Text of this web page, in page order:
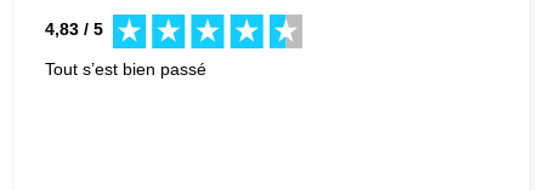
4,83 / 5
Tout s’est bien passé